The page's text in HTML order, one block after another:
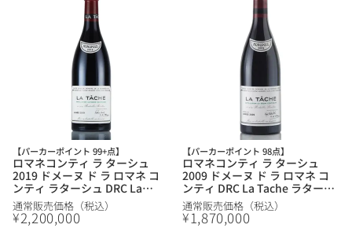
【パーカーポイント 99+点】
ロマネコンティ ラ ターシュ
2019 ドメーヌ ド ラ ロマネ コ
ンティ ラターシュ DRC La
Tache フランス ブルゴーニュ
赤ワイン
通常販売価格（税込）
¥2,200,000
【パーカーポイント 98点】
ロマネコンティ ラ ターシュ
2009 ドメーヌ ド ラ ロマネ コ
ンティ DRC La Tache ラターシ
ュ フランス ブルゴーニュ 赤ワ
イン
通常販売価格（税込）
¥1,870,000